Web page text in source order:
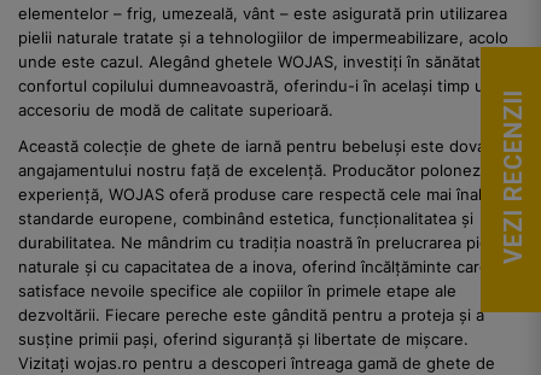
elementelor – frig, umezeală, vânt – este asigurată prin utilizarea
pielii naturale tratate și a tehnologiilor de impermeabilizare, acolo
unde este cazul. Alegând ghetele WOJAS, investiți în sănătatea și
confortul copilului dumneavoastră, oferindu-i în același timp un
accesoriu de modă de calitate superioară.
Această colecție de ghete de iarnă pentru bebeluși este dovada
angajamentului nostru față de excelență. Producător polonez cu
experiență, WOJAS oferă produse care respectă cele mai înalte
standarde europene, combinând estetica, funcționalitatea și
durabilitatea. Ne mândrim cu tradiția noastră în prelucrarea pielii
naturale și cu capacitatea de a inova, oferind încălțăminte care
satisface nevoile specifice ale copiilor în primele etape ale
dezvoltării. Fiecare pereche este gândită pentru a proteja și a
susține primii pași, oferind siguranță și libertate de mișcare.
Vizitați wojas.ro pentru a descoperi întreaga gamă de ghete de
VEZI RECENZII